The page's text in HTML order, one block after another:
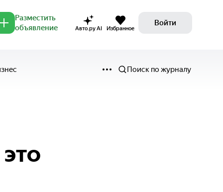
Разместить
объявление
Авто.ру AI Избранное
Войти
Поиск по журналу